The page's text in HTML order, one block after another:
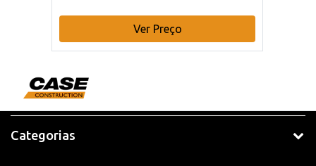
Ver Preço
Categorias